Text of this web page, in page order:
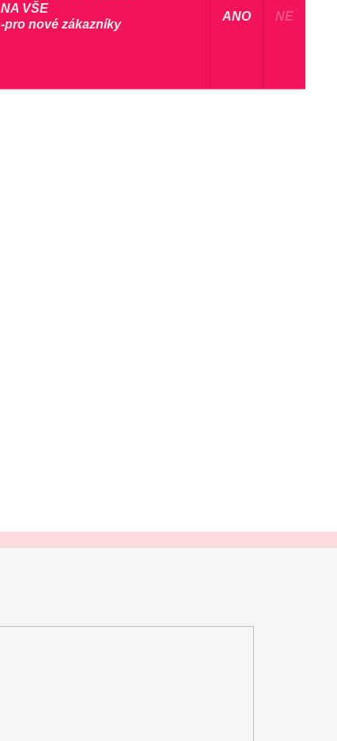
NA VŠE
-pro nové zákazníky
​ ANO ​ NE